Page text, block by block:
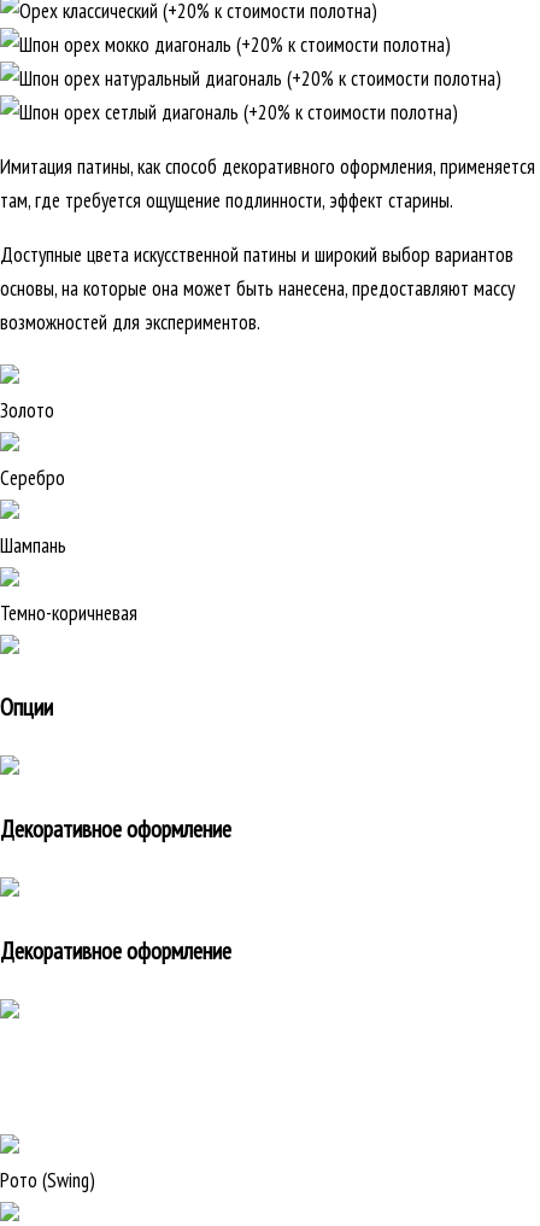
Имитация патины, как способ декоративного оформления, применяется
там, где требуется ощущение подлинности, эффект старины.
Доступные цвета искусственной патины и широкий выбор вариантов
основы, на которые она может быть нанесена, предоставляют массу
возможностей для экспериментов.
Золото
Серебро
Шампань
Темно-коричневая
Опции
Декоративное оформление
Декоративное оформление
Рото (Swing)